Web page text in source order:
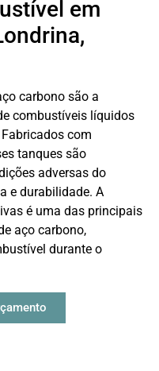
em
carbono são a
combustíveis líquidos
com
tanques são
adversas do
e durabilidade. A
é uma das principais
aço carbono,
durante o